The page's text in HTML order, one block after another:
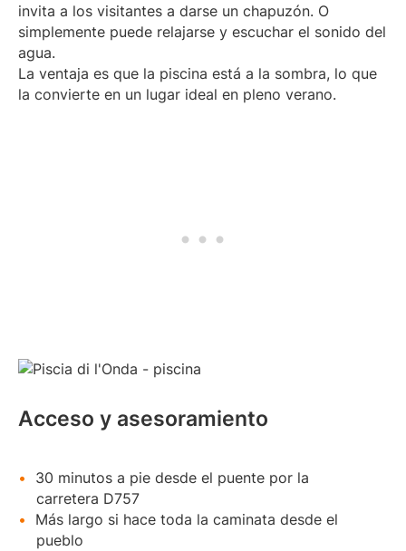
invita a los visitantes a darse un chapuzón. O
simplemente puede relajarse y escuchar el sonido del
agua.
La ventaja es que la piscina está a la sombra, lo que
la convierte en un lugar ideal en pleno verano.
Acceso y asesoramiento
30 minutos a pie desde el puente por la
carretera D757
Más largo si hace toda la caminata desde el
pueblo